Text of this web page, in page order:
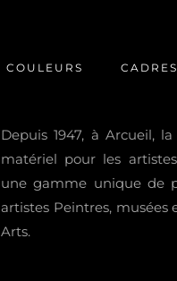
COULEURS CADRES
Depuis 1947, à Arcueil,
matériel pour les
une gamme unique de
artistes Peintres, musées
Arts.